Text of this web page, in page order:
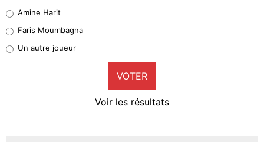
1%
9%
Amine Harit
Faris Moumbagna
Un autre joueur
VOTER
Voir les résultats